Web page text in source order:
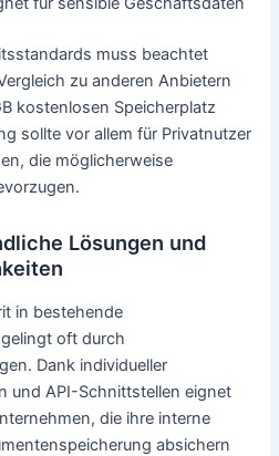
muss beachtet
zu anderen Anbietern
kostenlosen Speicherplatz
sollte vor allem für Privatnutzer
die möglicherweise
Lösungen und
in bestehende
oft durch
Dank individueller
und API-Schnittstellen eignet
die ihre interne
absichern